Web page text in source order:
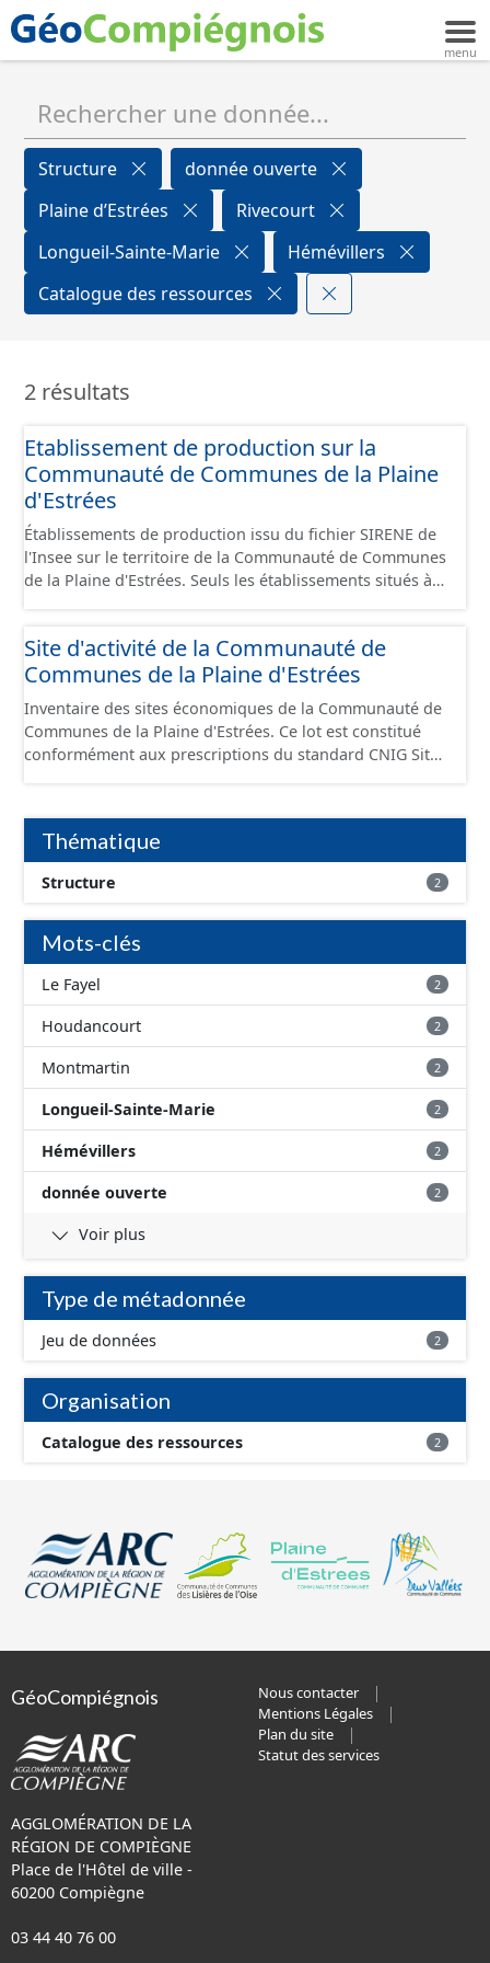
Structure
donnée ouverte
Plaine d’Estrées
Rivecourt
Longueil-Sainte-Marie
Hémévillers
Catalogue des ressources
2 résultats
Etablissement de production sur la
Communauté de Communes de la Plaine
d'Estrées
Établissements de production issu du fichier SIRENE de
l'Insee sur le territoire de la Communauté de Communes
de la Plaine d'Estrées. Seuls les établissements situés à
conformément aux prescriptions du standard CNIG Sites
Économiques. Ce lot ne contient pas la référence aux
delà des prescriptions du CNIG se limitant aux SCI.
Site d'activité de la Communauté de
Communes de la Plaine d'Estrées
Inventaire des sites économiques de la Communauté de
Communes de la Plaine d'Estrées. Ce lot est constitué
conformément aux prescriptions du standard CNIG Sites
Thématique
Structure 2
Mots-clés
Le Fayel 2
Houdancourt 2
Montmartin 2
Longueil-Sainte-Marie 2
Hémévillers 2
donnée ouverte 2
Voir plus
Type de métadonnée
Jeu de données 2
Organisation
Catalogue des ressources 2
GéoCompiégnois
AGGLOMÉRATION DE LA
RÉGION DE COMPIÈGNE
Place de l'Hôtel de ville -
60200 Compiègne
03 44 40 76 00
Nous contacter
Mentions Légales
Plan du site
Statut des services